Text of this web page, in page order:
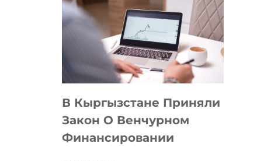
SILK
ROAD
FINANCE
&
TECHNOLOGY
В Кыргызстане Приняли
Закон О Венчурном
Финансировании